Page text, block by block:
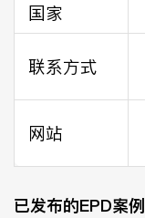
国家
联系方式
网站
已发布的EPD案例